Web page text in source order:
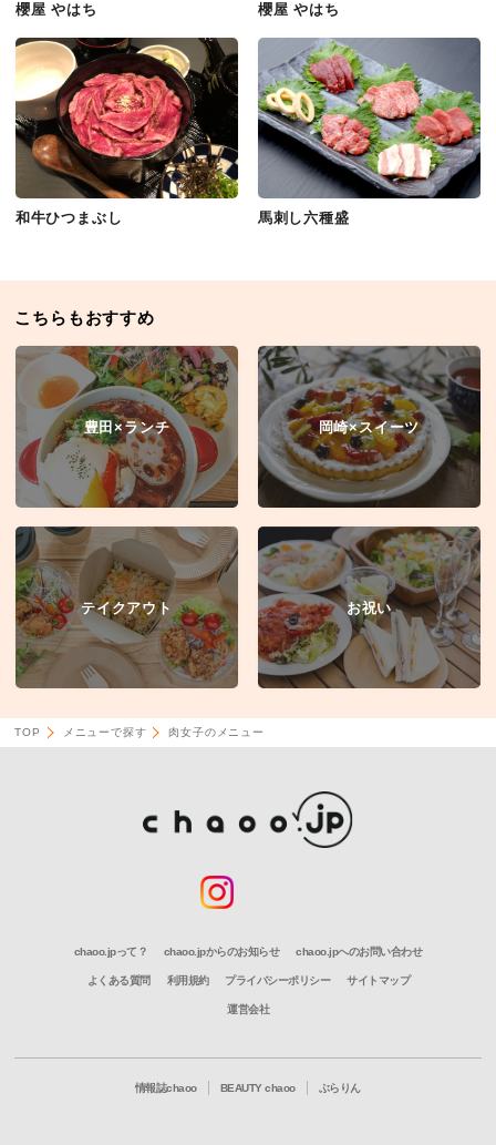
櫻屋 やはち
和牛ひつまぶし
櫻屋 やはち
馬刺し六種盛
こちらもおすすめ
豊田×ランチ 岡崎×スイーツ
テイクアウト お祝い
TOP メニューで探す 肉女子のメニュー
chaoo.jpって？ chaoo.jpからのお知らせ chaoo.jpへのお問い合わせ
よくある質問 利用規約 プライバシーポリシー サイトマップ
運営会社
情報誌chaoo BEAUTY chaoo ぶらりん